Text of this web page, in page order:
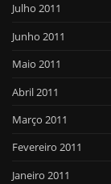
Julho 2011
Junho 2011
Maio 2011
Abril 2011
Março 2011
Fevereiro 2011
Janeiro 2011